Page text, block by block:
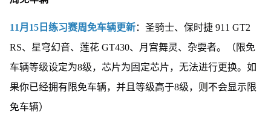
11月15日练习赛周免车辆更新：圣骑士、保时捷 911 GT2
RS、星穹幻音、莲花 GT430、月宫舞灵、杂耍者。（限免
车辆等级设定为8级，芯片为固定芯片，无法进行更换。如
果你已经拥有限免车辆，并且等级高于8级，则不会显示限
免车辆）